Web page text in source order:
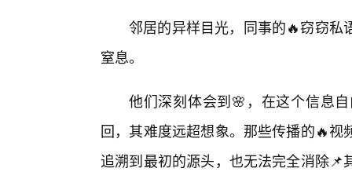
邻居的异样目光，同事的🔥窃窃私
窒息。
他们深刻体会到🌸，在这个信息
回，其难度远超想象。那些传播的🔥
追溯到最初的源头，也无法完全消除